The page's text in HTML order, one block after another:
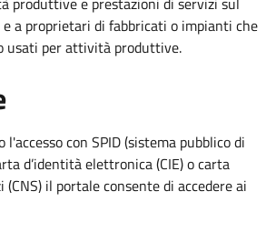
a proprietari di fabbricati o impianti che
usati per attività produttive.
con SPID (sistema pubblico di
d’identità elettronica (CIE) o carta
(CNS) il portale consente di accedere ai